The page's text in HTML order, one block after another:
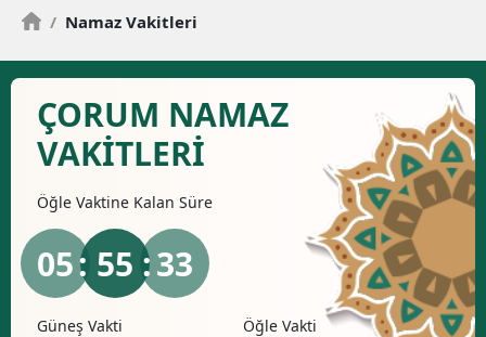
/ Namaz Vakitleri
ÇORUM NAMAZ
VAKİTLERİ
Öğle Vaktine Kalan Süre
05: 55 :32
Öğle Vakti İkindi Vakti